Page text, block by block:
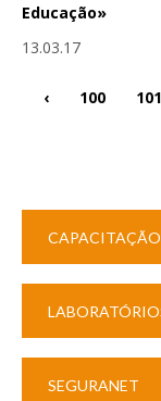
Educação»
13.03.17
‹ 100 101
SEGURANET